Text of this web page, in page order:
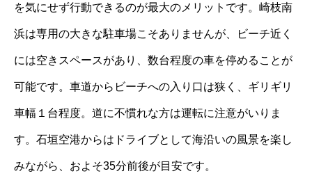
を気にせず行動できるのが最大のメリットです。崎枝南
浜は専用の大きな駐車場こそありませんが、ビーチ近く
には空きスペースがあり、数台程度の車を停めることが
可能です。車道からビーチへの入り口は狭く、ギリギリ
車幅１台程度。道に不慣れな方は運転に注意がいりま
す。石垣空港からはドライブとして海沿いの風景を楽し
みながら、およそ35分前後が目安です。